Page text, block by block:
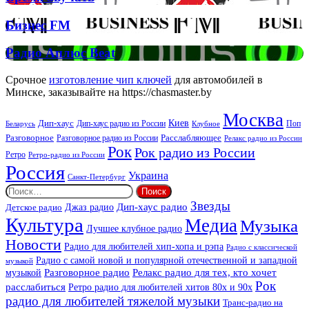
Спірс
Звучать
Бизнес
Бизнес FM
Радио
Аплюс
Beat
Радио Аплюс Beat
Срочное изготовление чип ключей для автомобилей в
Минске, заказывайте на https://chasmaster.by
Беларусь Дип-хаус Дип-хаус радио из России Киев Клубное Москва Поп
Разговорное Разговорное радио из России Расслабляющее Релакс радио из России
Ретро Ретро-радио из России РокРок радио из России
Россия Санкт-Петербург Украина
Найти:
Детское радио Джаз радио Дип-хаус радио Звезды
Культура Лучшее клубное радио МедиаМузыка
Новости Радио для любителей хип-хопа и рэпа Радио с классической
музыкой Радио с самой новой и популярной отечественной и западной
музыкой Разговорное радио Релакс радио для тех, кто хочет
расслабиться Ретро радио для любителей хитов 80х и 90х Рок
радио для любителей тяжелой музыки Транс-радио на